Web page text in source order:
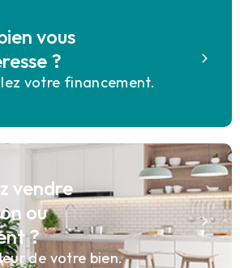
vous
?
votre financement.
vendre
ou
?
de votre bien.